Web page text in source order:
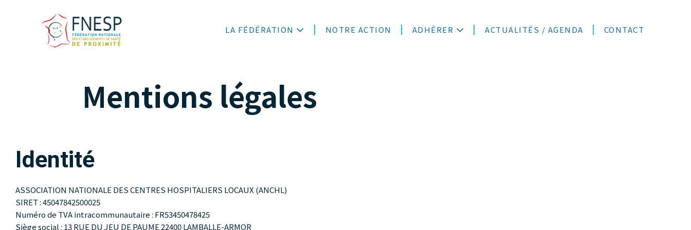
LA FÉDÉRATION NOTRE ACTION ADHÉRER ACTUALITÉS / AGENDA CONTACT
Mentions légales
Identité
ASSOCIATION NATIONALE DES CENTRES HOSPITALIERS LOCAUX (ANCHL)
SIRET : 45047842500025
Numéro de TVA intracommunautaire : FR53450478425
Siège social : 13 RUE DU JEU DE PAUME 22400 LAMBALLE-ARMOR